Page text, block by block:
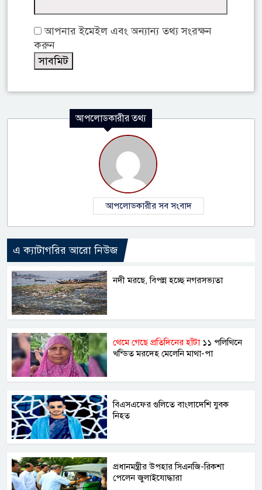
আপনার ইমেইল এবং অন্যান্য তথ্য সংরক্ষন
করুন
আপলোডকারীর তথ্য
আপলোডকারীর সব সংবাদ
এ ক্যাটাগরির আরো নিউজ
নদী মরছে, বিপন্ন হচ্ছে নগরসভ্যতা
থেমে গেছে প্রতিদিনের হাঁটা১১ পলিথিনে
খন্ডিত মরদেহ মেলেনি মাথা-পা
বিএসএফের গুলিতে বাংলাদেশি যুবক
নিহত
প্রধানমন্ত্রীর উপহার সিএনজি-রিকশা
পেলেন জুলাইযোদ্ধারা